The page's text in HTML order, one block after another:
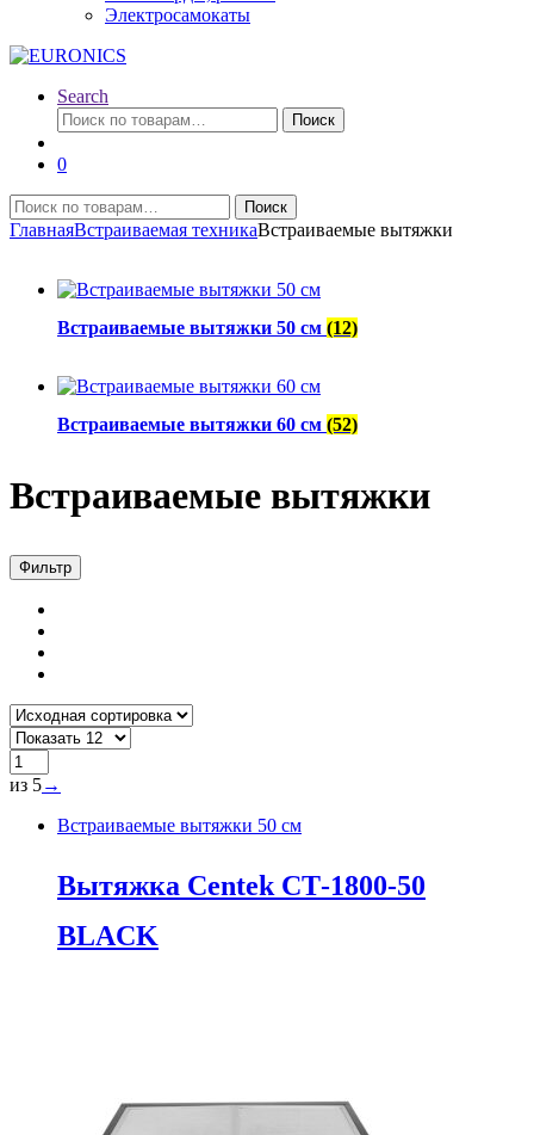
Электросамокаты
Search
Искать:
Поиск
0
Искать:
Поиск
ГлавнаяВстраиваемая техникаВстраиваемые вытяжки
Встраиваемые вытяжки 50 см (12)
Встраиваемые вытяжки 60 см (52)
Встраиваемые вытяжки
Фильтр
из 5→
Встраиваемые вытяжки 50 см
Вытяжка Centek СТ-1800-50
BLACK